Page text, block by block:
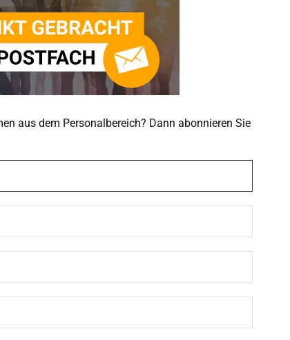
aus dem Personalbereich? Dann abonnieren Sie